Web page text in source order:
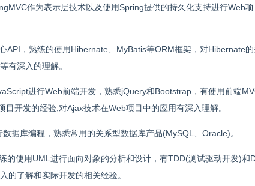
作为表示层技术以及使用Spring提供的持久化支持进行Web
API，熟练的使用Hibernate、MyBatis等ORM框架，对Hibernate
有深入的理解。
进行Web前端开发，熟悉jQuery和Bootstrap，有使用前端
开发的经验,对Ajax技术在Web项目中的应用有深入理解。
据库编程，熟悉常用的关系型数据库产品(MySQL、Oracle)。
的使用UML进行面向对象的分析和设计，有TDD(测试驱动开发)和
的了解和实际开发的相关经验。